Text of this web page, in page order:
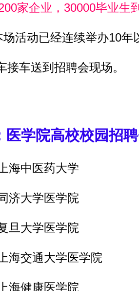
家企业，30000毕业生
场活动已经连续举办10年
接车送到招聘会现场。
医学院高校校园招
海中医药大学
济大学医学院
旦大学医学院
海交通大学医学院
海健康医学院